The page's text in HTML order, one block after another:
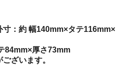
寸：約 幅140mm×タテ116mm×
84mm×厚さ73mm
ざいます。